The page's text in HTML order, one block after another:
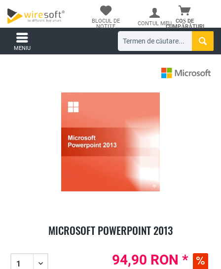
COȘ DE
CUMPĂRĂTURI
BLOCUL DE
NOTIȚE
CONTUL MEU
MENIU
MICROSOFT POWERPOINT 2013
94,90 RON *